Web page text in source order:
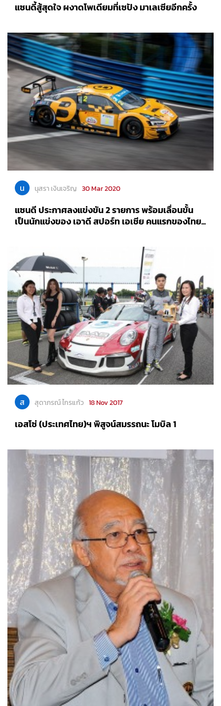
แซนดี้สู้สุดใจ ผงาดโพเดียมที่เซปัง มาเลเซียอีกครั้ง
น นุสรา เงินเจริญ 30 Mar 2020
แซนดี ประกาศลงแข่งขัน 2 รายการ พร้อมเลื่อนขั้น
เป็นนักแข่งของ เอาดี สปอร์ท เอเชีย คนแรกของไทย...
ส สุดาภรณ์ ไกรแก้ว 18 Nov 2017
เอสโซ่ (ประเทศไทย)ฯ พิสูจน์สมรรถนะ โมบิล 1